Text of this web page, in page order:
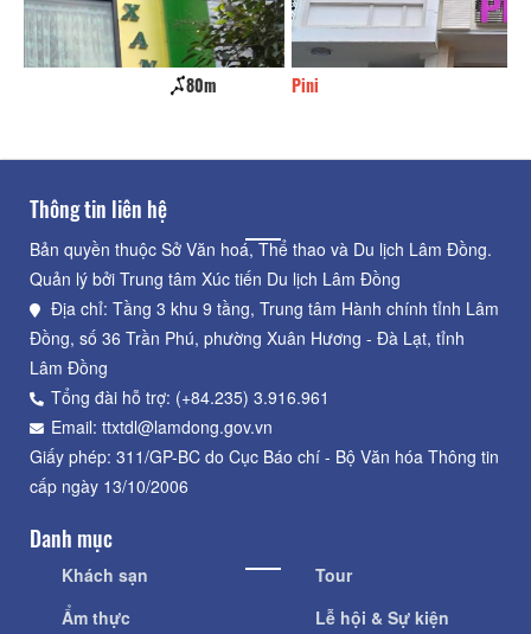
Thông tin liên hệ
Bản quyền thuộc Sở Văn hoá, Thể thao và Du lịch Lâm Đồng.
Quản lý bởi Trung tâm Xúc tiến Du lịch Lâm Đồng
Địa chỉ: Tầng 3 khu 9 tầng, Trung tâm Hành chính tỉnh Lâm
Đồng, số 36 Trần Phú, phường Xuân Hương - Đà Lạt, tỉnh
Lâm Đồng
Tổng đài hỗ trợ: (+84.235) 3.916.961
Email: ttxtdl@lamdong.gov.vn
Giấy phép: 311/GP-BC do Cục Báo chí - Bộ Văn hóa Thông tin
cấp ngày 13/10/2006
Danh mục
Khách sạn
Ẩm thực
Tour
Lễ hội & Sự kiện